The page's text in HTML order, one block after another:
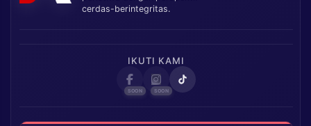
cerdas-berintegritas.
IKUTI KAMI